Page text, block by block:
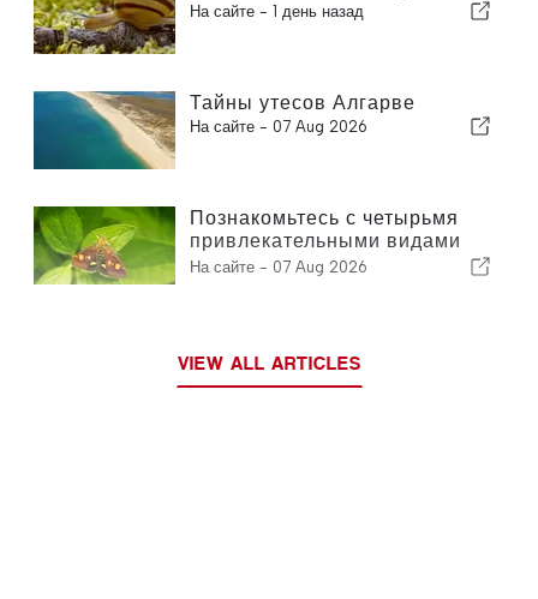
На сайте - 1 день назад
Тайны утесов Алгарве
На сайте - 07 Aug 2026
Познакомьтесь с четырьмя
привлекательными видами
бабочек, которых можно
На сайте - 07 Aug 2026
VIEW ALL ARTICLES